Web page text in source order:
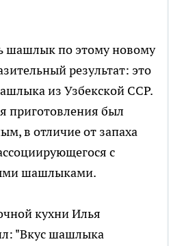
шашлык по этому новому
результат: это
из Узбекской ССР.
приготовления был
в отличие от запаха
с
шашлыками.
кухни Илья
"Вкус шашлыка